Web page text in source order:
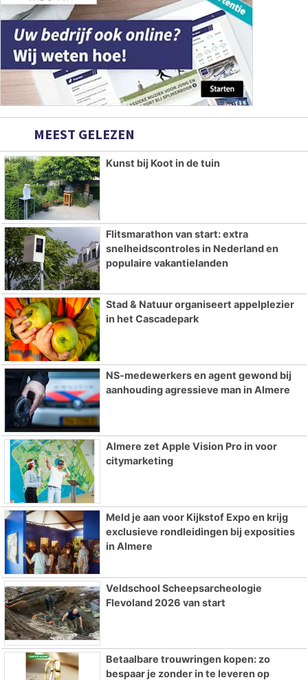
MEEST GELEZEN
Kunst bij Koot in de tuin
Flitsmarathon van start: extra
snelheidscontroles in Nederland en
populaire vakantielanden
Stad & Natuur organiseert appelplezier
in het Cascadepark
NS-medewerkers en agent gewond bij
aanhouding agressieve man in Almere
Almere zet Apple Vision Pro in voor
citymarketing
Meld je aan voor Kijkstof Expo en krijg
exclusieve rondleidingen bij exposities
in Almere
Veldschool Scheepsarcheologie
Flevoland 2026 van start
Betaalbare trouwringen kopen: zo
bespaar je zonder in te leveren op